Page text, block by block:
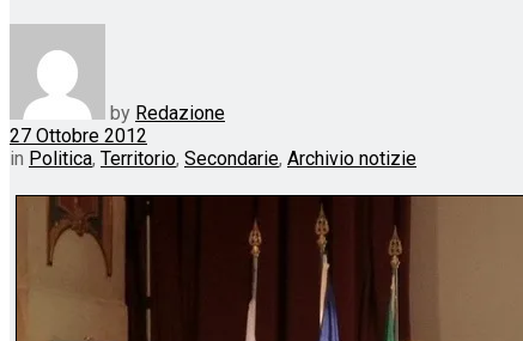
by Redazione
27 Ottobre 2012
in Politica, Territorio, Secondarie, Archivio notizie